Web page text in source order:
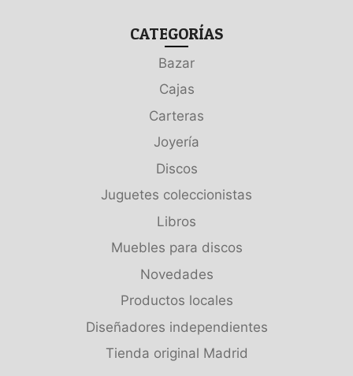
CATEGORÍAS
Bazar
Cajas
Carteras
Joyería
Discos
Juguetes coleccionistas
Libros
Muebles para discos
Novedades
Productos locales
Diseñadores independientes
Tienda original Madrid